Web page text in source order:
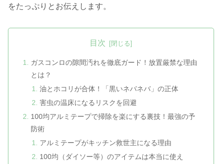
をたっぷりとお伝えします。
目次
ガスコンロの隙間汚れを徹底ガード！放置厳禁な理由
とは？
油とホコリが合体！「黒いネバネバ」の正体
害虫の温床になるリスクを回避
100均アルミテープで掃除を楽にする裏技！最強の予
防術
アルミテープがキッチン救世主になる理由
100均（ダイソー等）のアイテムは本当に使え